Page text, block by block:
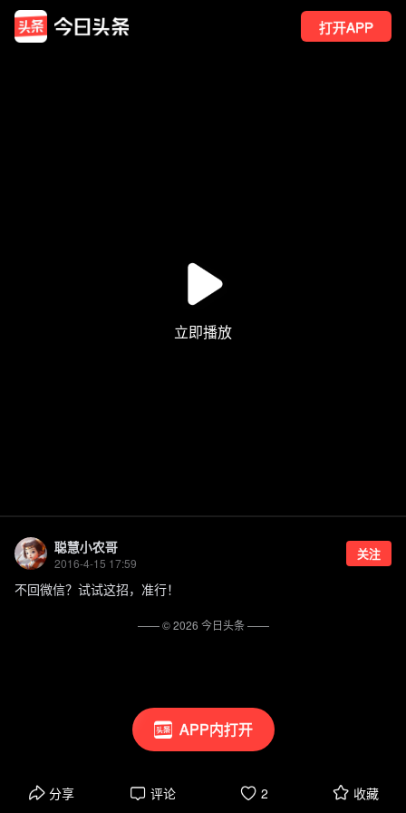
打开APP
APP内打开
聪慧小农哥
2016-4-15 17:59
关注
不回微信？试试这招，准行！
分享 评论 2 收藏
—— ©2026 今日头条——